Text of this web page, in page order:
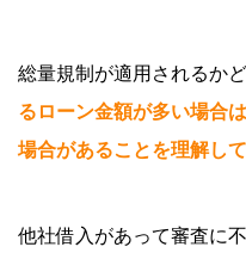
総量規制が適用されるか
るローン金額が多い場合
場合があることを理解し
他社借入があって審査に